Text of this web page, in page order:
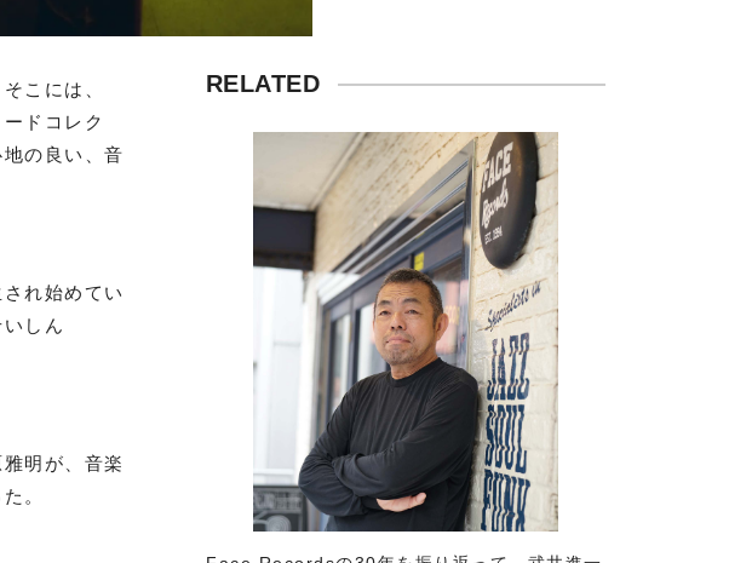
こには、
ドコレク
の良い、音
れ始めてい
しん
明が、音楽
。
RELATED